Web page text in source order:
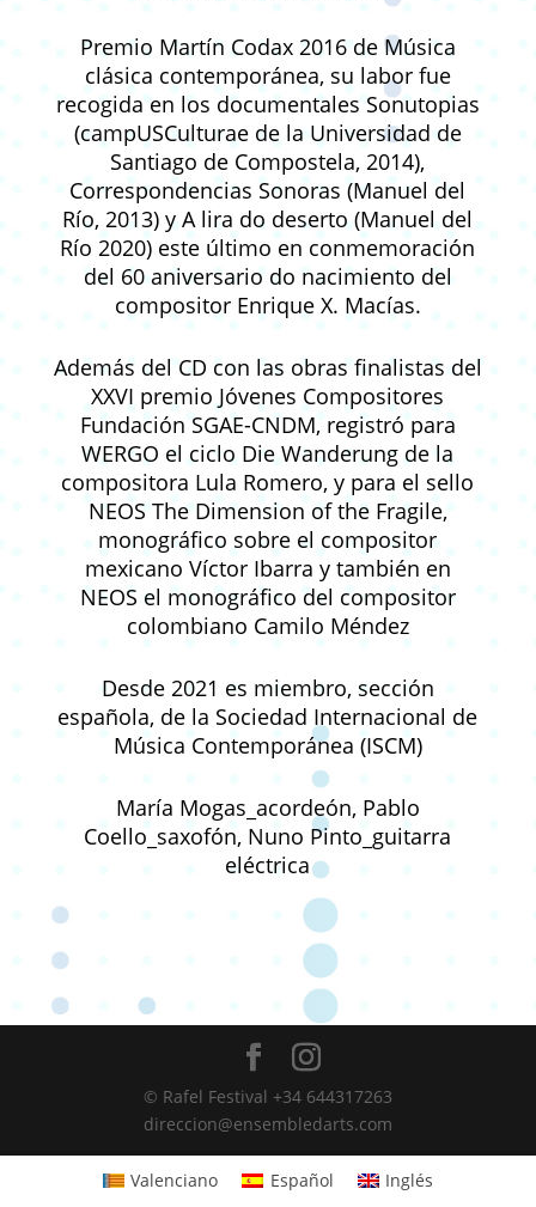
Premio Martín Codax 2016 de Música
clásica contemporánea, su labor fue
recogida en los documentales Sonutopias
(campUSCulturae de la Universidad de
Santiago de Compostela, 2014),
Correspondencias Sonoras (Manuel del
Río, 2013) y A lira do deserto (Manuel del
Río 2020) este último en conmemoración
del 60 aniversario do nacimiento del
compositor Enrique X. Macías.
Además del CD con las obras finalistas del
XXVI premio Jóvenes Compositores
Fundación SGAE-CNDM, registró para
WERGO el ciclo Die Wanderung de la
compositora Lula Romero, y para el sello
NEOS The Dimension of the Fragile,
monográfico sobre el compositor
mexicano Víctor Ibarra y también en
NEOS el monográfico del compositor
colombiano Camilo Méndez
Desde 2021 es miembro, sección
española, de la Sociedad Internacional de
Música Contemporánea (ISCM)
María Mogas_acordeón, Pablo
Coello_saxofón, Nuno Pinto_guitarra
eléctrica
© Rafel Festival +34 644317263
direccion@ensembledarts.com
Valenciano Español Inglés